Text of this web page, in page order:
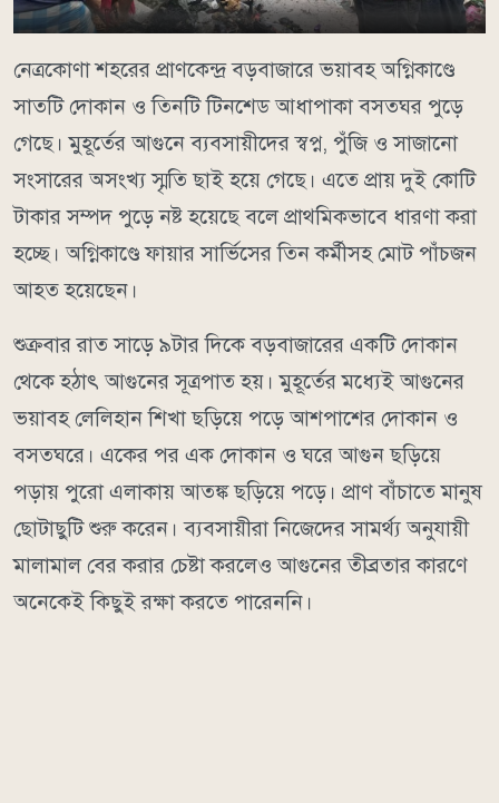
নেত্রকোণা শহরের প্রাণকেন্দ্র বড়বাজারে ভয়াবহ অগ্নিকাণ্ডে
সাতটি দোকান ও তিনটি টিনশেড আধাপাকা বসতঘর পুড়ে
গেছে। মুহূর্তের আগুনে ব্যবসায়ীদের স্বপ্ন, পুঁজি ও সাজানো
সংসারের অসংখ্য স্মৃতি ছাই হয়ে গেছে। এতে প্রায় দুই কোটি
টাকার সম্পদ পুড়ে নষ্ট হয়েছে বলে প্রাথমিকভাবে ধারণা করা
হচ্ছে। অগ্নিকাণ্ডে ফায়ার সার্ভিসের তিন কর্মীসহ মোট পাঁচজন
আহত হয়েছেন।
শুক্রবার রাত সাড়ে ৯টার দিকে বড়বাজারের একটি দোকান
থেকে হঠাৎ আগুনের সূত্রপাত হয়। মুহূর্তের মধ্যেই আগুনের
ভয়াবহ লেলিহান শিখা ছড়িয়ে পড়ে আশপাশের দোকান ও
বসতঘরে। একের পর এক দোকান ও ঘরে আগুন ছড়িয়ে
পড়ায় পুরো এলাকায় আতঙ্ক ছড়িয়ে পড়ে। প্রাণ বাঁচাতে মানুষ
ছোটাছুটি শুরু করেন। ব্যবসায়ীরা নিজেদের সামর্থ্য অনুযায়ী
মালামাল বের করার চেষ্টা করলেও আগুনের তীব্রতার কারণে
অনেকেই কিছুই রক্ষা করতে পারেননি।